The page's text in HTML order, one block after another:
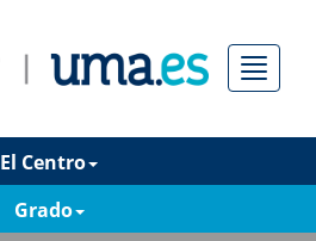
Menú
El Centro
Grado